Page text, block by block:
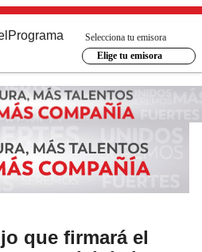
Programa
Selecciona tu emisora
Elige tu emisora
que firmará el